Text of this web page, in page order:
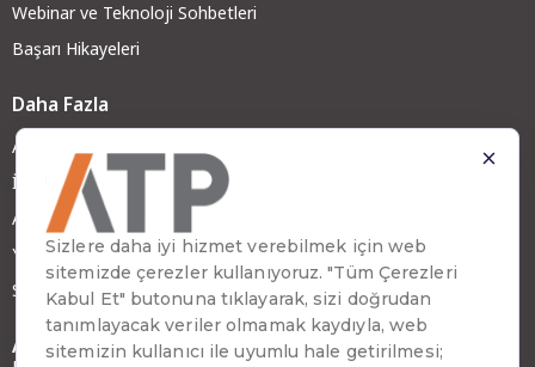
Webinar ve Teknoloji Sohbetleri
Başarı Hikayeleri
Daha Fazla
ATP Hakkında
İş Ortağımız Olun
ATP Kariyer
Yatırımcı İlişkileri
Sürdürülebilirlik
Adres